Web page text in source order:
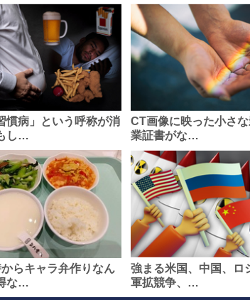
慣病」という呼称が消
し…
CT画像に映った小さ
業証書がな…
らキャラ弁作りなん
な…
強まる米国、中国、ロ
軍拡競争、…